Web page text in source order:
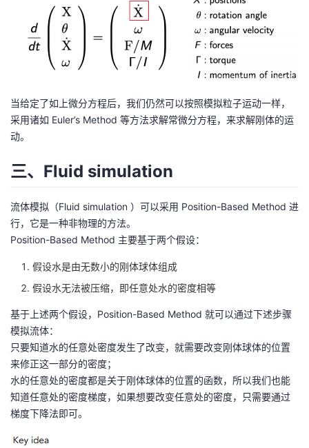
当给定了如上微分方程后，我们仍然可以按照模拟粒子运动一样，
采用诸如 Euler’s Method 等方法求解常微分方程，来求解刚体的运
动。
三、Fluid simulation
流体模拟（Fluid simulation ）可以采用 Position-Based Method 进
行，它是一种非物理的方法。
Position-Based Method 主要基于两个假设：
假设水是由无数小的刚体球体组成
假设水无法被压缩，即任意处水的密度相等
基于上述两个假设，Position-Based Method 就可以通过下述步骤
模拟流体：
只要知道水的任意处密度发生了改变，就需要改变刚体球体的位置
来修正这一部分的密度；
水的任意处的密度都是关于刚体球体的位置的函数，所以我们也能
知道任意处的密度梯度，如果想要改变任意处的密度，只需要通过
梯度下降法即可。